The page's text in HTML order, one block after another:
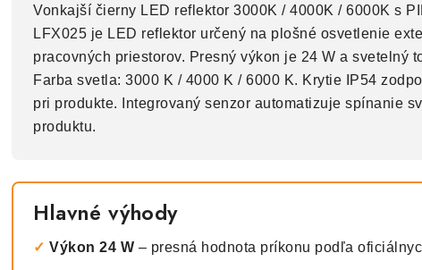
Vonkajší čierny LED reflektor 3000K / 4000K / 6000K s
LFX025 je LED reflektor určený na plošné osvetlenie
pracovných priestorov. Presný výkon je 24 W a svetelný
Farba svetla: 3000 K / 4000 K / 6000 K. Krytie IP54
pri produkte. Integrovaný senzor automatizuje spínanie
produktu.
Hlavné výhody
✓ Výkon 24 W – presná hodnota príkonu podľa